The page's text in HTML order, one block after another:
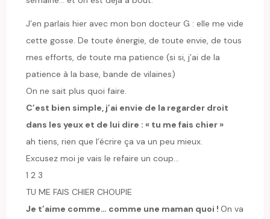
J’en parlais hier avec mon bon docteur G : elle me vide
cette gosse. De toute énergie, de toute envie, de tous
mes efforts, de toute ma patience (si si, j’ai de la
patience à la base, bande de vilaines)
On ne sait plus quoi faire.
C’est bien simple, j’ai envie de la regarder droit
dans les yeux et de lui dire : « tu me fais chier »
ah tiens, rien que l’écrire ça va un peu mieux.
Excusez moi je vais le refaire un coup…
1 2 3
TU ME FAIS CHIER CHOUPIE
Je t’aime comme… comme une maman quoi ! On va